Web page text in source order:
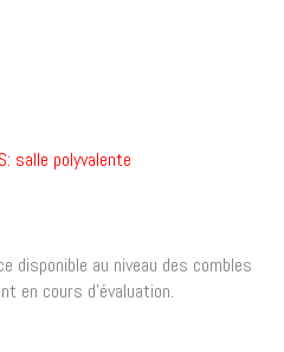
salle polyvalente
disponible au niveau des combles
en cours d’évaluation.